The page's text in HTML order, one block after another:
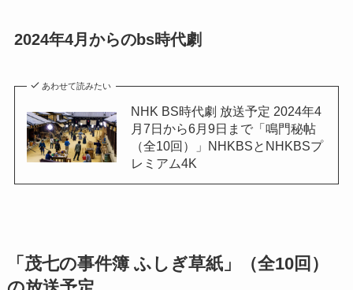
2024年4月からのbs時代劇
あわせて読みたい
NHK BS時代劇 放送予定 2024年4
月7日から6月9日まで「鳴門秘帖
（全10回）」NHKBSとNHKBSプ
レミアム4K
「茂七の事件簿 ふしぎ草紙」（全10回）